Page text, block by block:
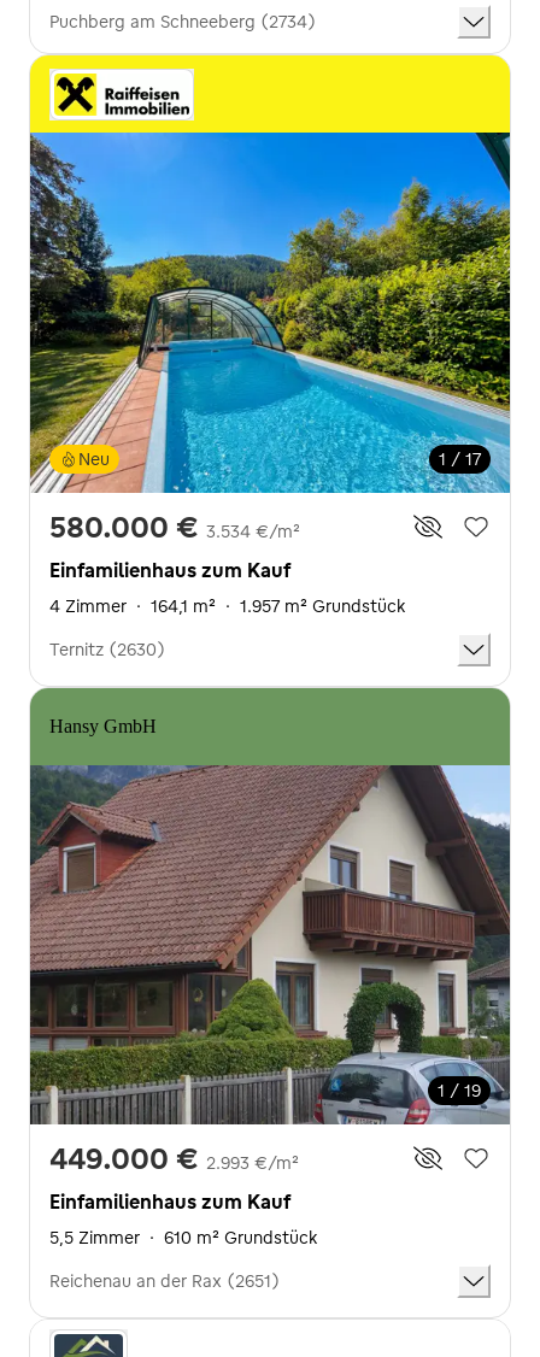
Puchberg am Schneeberg (2734)
1 / 17
Neu
580.000 € 3.534 €/m²
Einfamilienhaus zum Kauf
4 Zimmer · 164,1 m² · 1.957 m² Grundstück
Ternitz (2630)
Hansy GmbH
1 / 19
449.000 € 2.993 €/m²
Einfamilienhaus zum Kauf
5,5 Zimmer · 610 m² Grundstück
Reichenau an der Rax (2651)